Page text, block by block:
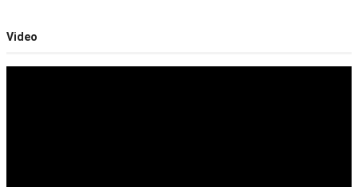
1.400Wh
Video